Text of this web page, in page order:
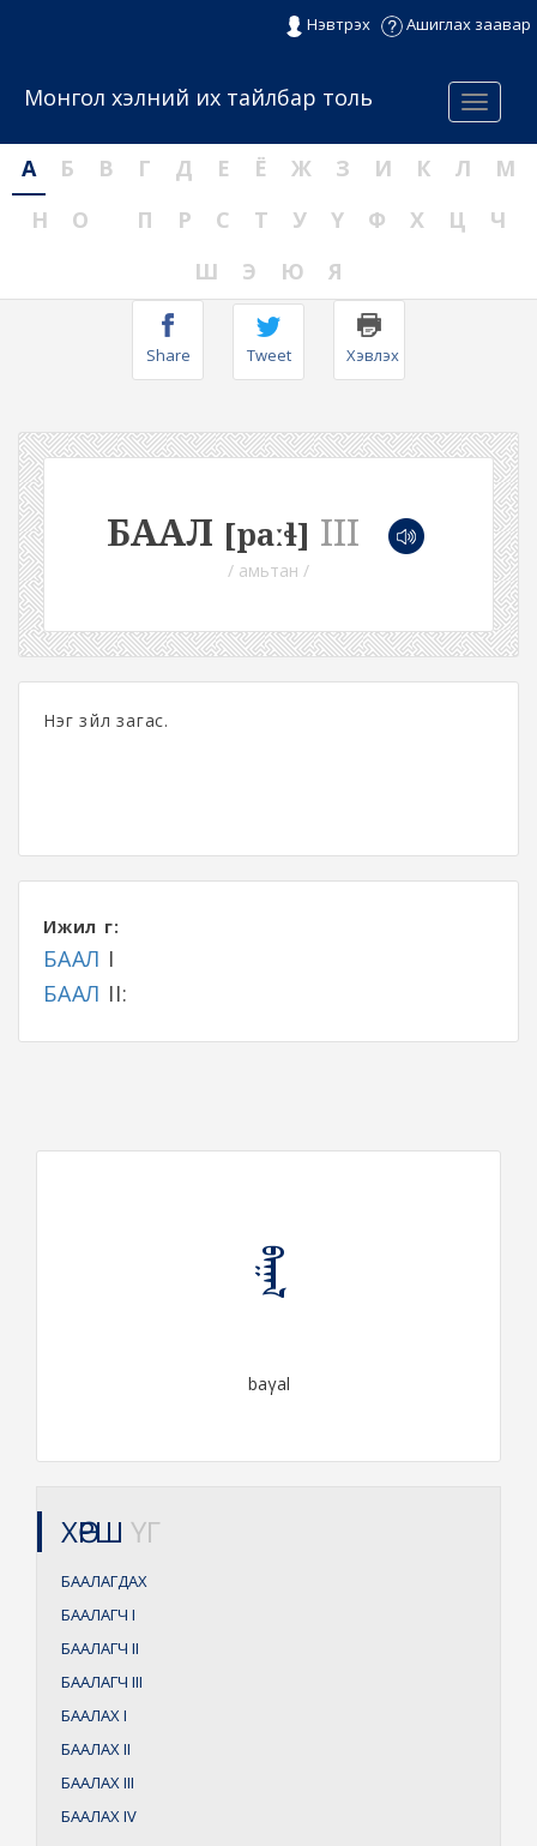
Нэвтрэх Ашиглах заавар
Menu
Монгол хэлний их тайлбар толь
А Б В Г Д Е Ё Ж З И К Л
М
Н
О П Р С Т У Ү Ф Х Ц
Ч
Ш
Э Ю Я
Share Tweet Хэвлэх
БААЛ [paːɬ] III
/ амьтан /
Нэг зүйл загас.
Ижил үг:
БААЛ I
БААЛ II:
ᠪᠠᠭᠠᠯ
baγal
ХӨРШ ҮГ
БААЛАГДАХ
БААЛАГЧ I
БААЛАГЧ II
БААЛАГЧ III
БААЛАХI
БААЛАХII
БААЛАХIII
БААЛАХIV